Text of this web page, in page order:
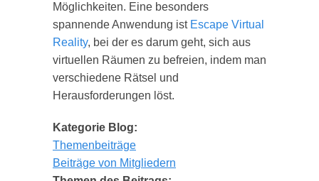
Möglichkeiten. Eine besonders
spannende Anwendung ist Escape Virtual
Reality, bei der es darum geht, sich aus
virtuellen Räumen zu befreien, indem man
verschiedene Rätsel und
Herausforderungen löst.
Kategorie Blog:
Themenbeiträge
Beiträge von Mitgliedern